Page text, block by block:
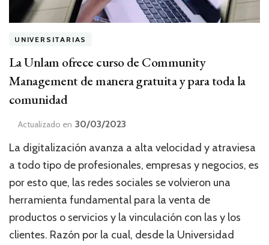
UNIVERSITARIAS
La Unlam ofrece curso de Community
Management de manera gratuita y para toda la
comunidad
Actualizado en 30/03/2023
La digitalización avanza a alta velocidad y atraviesa
a todo tipo de profesionales, empresas y negocios, es
por esto que, las redes sociales se volvieron una
herramienta fundamental para la venta de
productos o servicios y la vinculación con las y los
clientes. Razón por la cual, desde la Universidad